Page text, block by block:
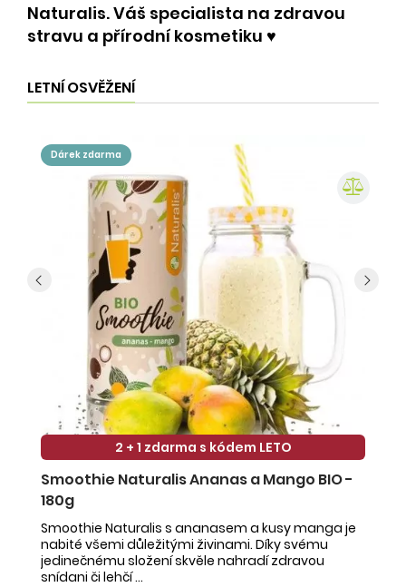
Naturalis. Váš specialista na zdravou
stravu a přírodní kosmetiku ♥️
LETNÍ OSVĚŽENÍ
dárek zdarma
2 + 1 zdarma s kódem LETO
Smoothie Naturalis Ananas a Mango BIO -
180g
Smoothie Naturalis s ananasem a kusy manga je
nabité všemi důležitými živinami. Díky svému
jedinečnému složení skvěle nahradí zdravou
snídani či lehčí ...